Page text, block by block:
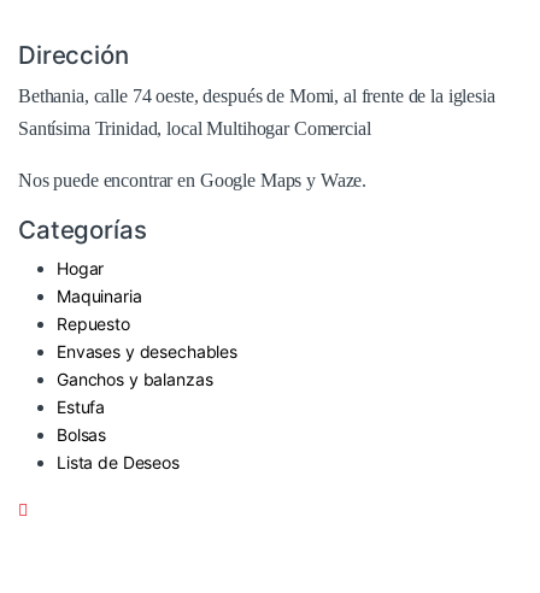
Dirección
Bethania, calle 74 oeste, después de Momi, al frente de la iglesia
Santísima Trinidad, local Multihogar Comercial
Nos puede encontrar en Google Maps y Waze.
Categorías
Hogar
Maquinaria
Repuesto
Envases y desechables
Ganchos y balanzas
Estufa
Bolsas
Lista de Deseos